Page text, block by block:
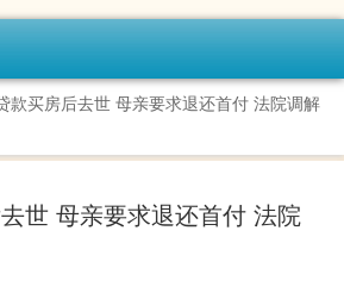
款买房后去世 母亲要求退还首付 法院调解
世 母亲要求退还首付 法院